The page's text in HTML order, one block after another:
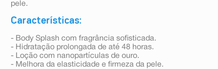
pele.
Características:
- Body Splash com fragrância sofisticada.
- Hidratação prolongada de até 48 horas.
- Loção com nanopartículas de ouro.
- Melhora da elasticidade e firmeza da pele.